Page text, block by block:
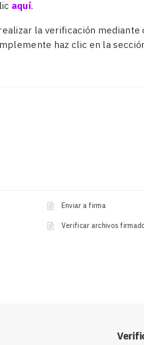
aquí.
la verificación
haz clic en la
Enviar a firma
Verificar archivos